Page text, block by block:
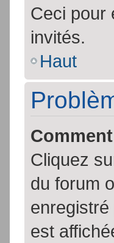
Ceci pour
invités.
Haut
Cliquez
du forum
est